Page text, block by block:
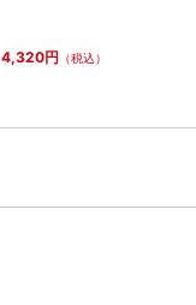
4,320円 （税込）